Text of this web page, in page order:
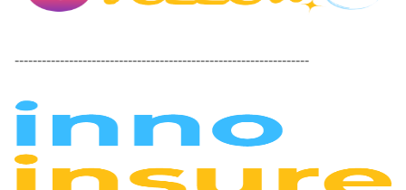
-----------------------------------------------------------------